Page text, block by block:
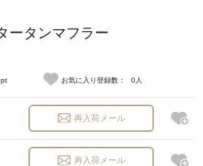
ータンマフラー
お気に入り登録数： 0人
再入荷メール
再入荷メール